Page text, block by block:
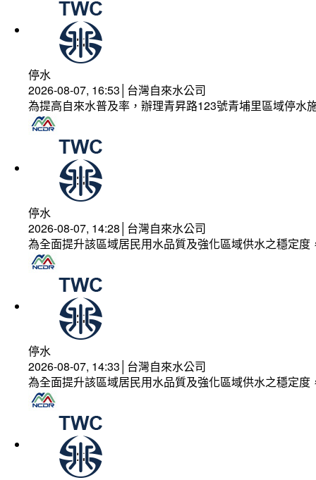
停水
2026-08-07, 16:53│台灣自來水公司
為提高自來水普及率，辦理青昇路123號青埔里區域停水
停水
2026-08-07, 14:28│台灣自來水公司
為全面提升該區域居民用水品質及強化區域供水之穩定
停水
2026-08-07, 14:33│台灣自來水公司
為全面提升該區域居民用水品質及強化區域供水之穩定